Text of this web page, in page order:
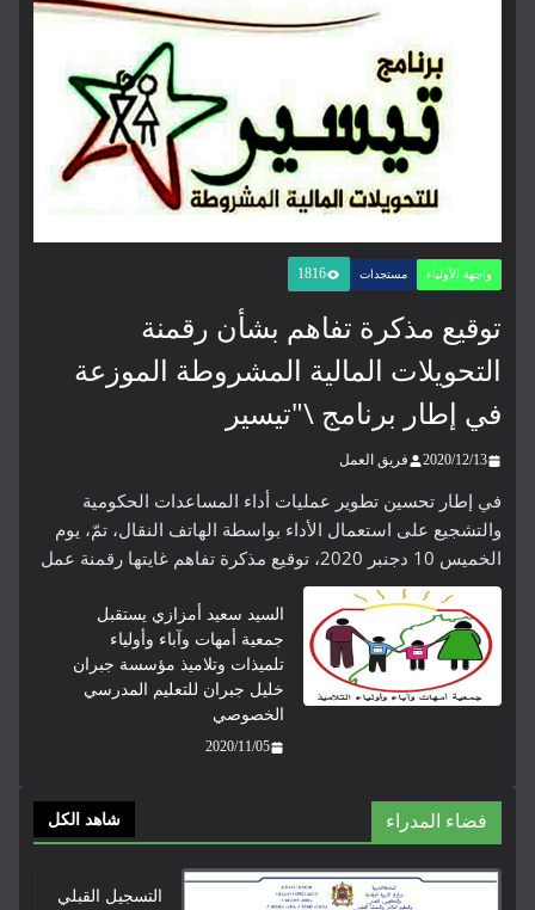
واجهة الأولياء مستجدات 1816
توقيع مذكرة تفاهم بشأن رقمنة
التحويلات المالية المشروطة الموزعة
في إطار برنامج \"تيسير
2020/12/13 فريق العمل
في إطار تحسين تطوير عمليات أداء المساعدات الحكومية
والتشجيع على استعمال الأداء بواسطة الهاتف النقال، تمّ، يوم
الخميس 10 دجنبر 2020، توقيع مذكرة تفاهم غايتها رقمنة عمل
السيد سعيد أمزازي يستقبل
جمعية أمهات وآباء وأولياء
تلميذات وتلاميذ مؤسسة جبران
خليل جبران للتعليم المدرسي
الخصوصي
2020/11/05
فضاء المدراء شاهد الكل
التسجيل القبلي